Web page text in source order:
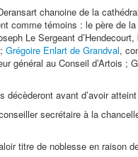
chanoine de la
comme témoins : le père de
Le Sergeant
Grégoire Enlart de Grandval,
général au Conseil d’Artois ;
avant d’avoir atteint
secrétaire à la
titre de noblesse en raison